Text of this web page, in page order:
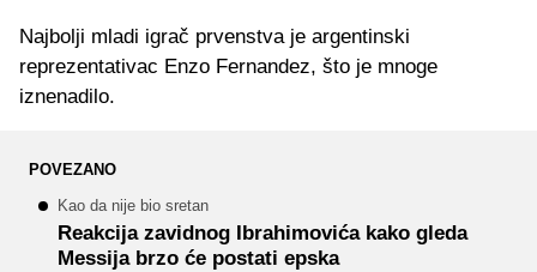
Najbolji mladi igrač prvenstva je argentinski
reprezentativac Enzo Fernandez, što je mnoge
iznenadilo.
POVEZANO
Kao da nije bio sretan
Reakcija zavidnog Ibrahimovića kako gleda
Messija brzo će postati epska